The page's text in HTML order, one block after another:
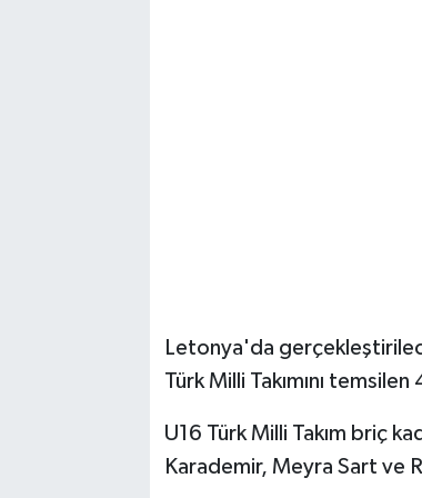
Letonya'da
Türk Milli Takımını
U16 Türk Milli Takım briç
Karademir, Meyra Sart ve